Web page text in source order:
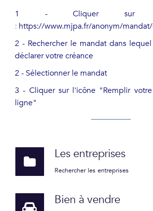
1 - Cliquer sur
: https://www.mjpa.fr/anonym/mandat/
2 - Rechercher le mandat dans
déclarer votre créance
2 - Sélectionner le mandat
3 - Cliquer sur l'icône "Remplir
ligne"
Les entreprises
Rechercher les entreprises
Bien à vendre